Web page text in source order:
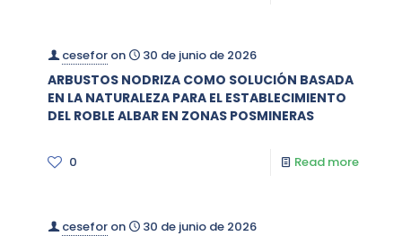
cesefor on 30 de junio de 2026
ARBUSTOS NODRIZA COMO SOLUCIÓN BASADA
EN LA NATURALEZA PARA EL ESTABLECIMIENTO
DEL ROBLE ALBAR EN ZONAS POSMINERAS
0 Read more
cesefor on 30 de junio de 2026